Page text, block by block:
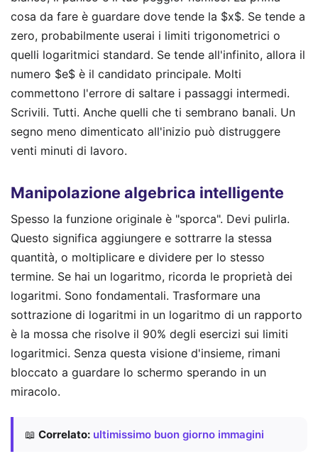
cosa da fare è guardare dove tende la $x$. Se tende a
zero, probabilmente userai i limiti trigonometrici o
quelli logaritmici standard. Se tende all'infinito, allora il
numero $e$ è il candidato principale. Molti
commettono l'errore di saltare i passaggi intermedi.
Scrivili. Tutti. Anche quelli che ti sembrano banali. Un
segno meno dimenticato all'inizio può distruggere
venti minuti di lavoro.
Manipolazione algebrica intelligente
Spesso la funzione originale è "sporca". Devi pulirla.
Questo significa aggiungere e sottrarre la stessa
quantità, o moltiplicare e dividere per lo stesso
termine. Se hai un logaritmo, ricorda le proprietà dei
logaritmi. Sono fondamentali. Trasformare una
sottrazione di logaritmi in un logaritmo di un rapporto
è la mossa che risolve il 90% degli esercizi sui limiti
logaritmici. Senza questa visione d'insieme, rimani
bloccato a guardare lo schermo sperando in un
miracolo.
📖 Correlato: ultimissimo buon giorno immagini